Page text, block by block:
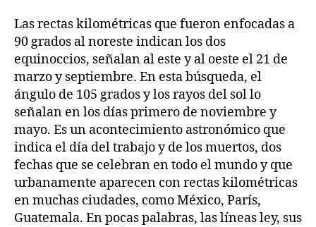
Las rectas kilométricas que fueron enfocadas a
90 grados al noreste indican los dos
equinoccios, señalan al este y al oeste el 21 de
marzo y septiembre. En esta búsqueda, el
ángulo de 105 grados y los rayos del sol lo
señalan en los días primero de noviembre y
mayo. Es un acontecimiento astronómico que
indica el día del trabajo y de los muertos, dos
fechas que se celebran en todo el mundo y que
urbanamente aparecen con rectas kilométricas
en muchas ciudades, como México, París,
Guatemala. En pocas palabras, las líneas ley, sus